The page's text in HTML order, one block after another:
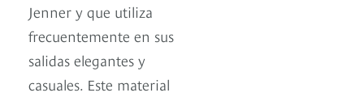
Jenner y que utiliza
frecuentemente en sus
salidas elegantes y
casuales. Este material